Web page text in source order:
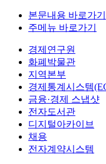
본문내용 바로가기
주메뉴 바로가기
경제연구원
화폐박물관
지역본부
경제통계시스템
금융·경제 스냅샷
전자도서관
디지털아카이브
채용
전자계약시스템